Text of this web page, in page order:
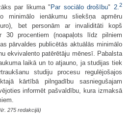
par likuma " Par sociālo drošību"2.2
ienākumu sliekšņa apmēru
bet personām ar invaliditāti kopš
30 procentiem (noapaļots līdz pilniem
pārvaldes publicētās aktuālās minimālo
ekvivalento patērētāju mēnesī. Pabalsta
laikā un to atjauno, ja studijas tiek
studiju procesu regulējošajos
kārtībā pilngadību sasniegušajam
informēt pašvaldību, kura izmaksā
275 redakcijā)